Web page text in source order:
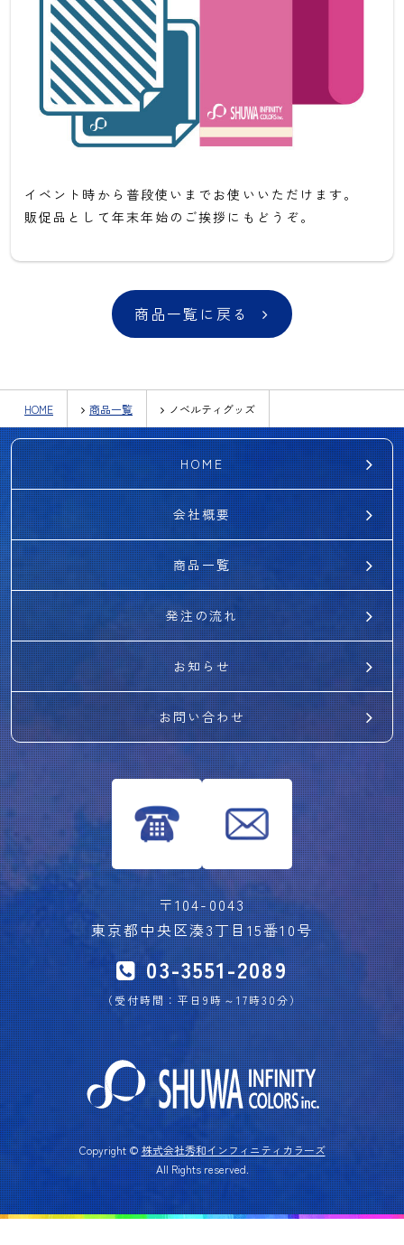
イベント時から普段使いまでお使いいただけます。
販促品として年末年始のご挨拶にもどうぞ。
商品一覧に戻る
HOME 商品一覧 ノベルティグッズ
HOME
会社概要
商品一覧
発注の流れ
お知らせ
お問い合わせ
〒104-0043
東京都中央区湊3丁目15番10号
03-3551-2089
（受付時間：平日9時～17時30分）
Copyright ©株式会社秀和インフィニティカラーズ
All Rights reserved.